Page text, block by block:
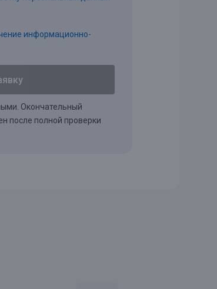
информационно-
Окончательный
после полной проверки